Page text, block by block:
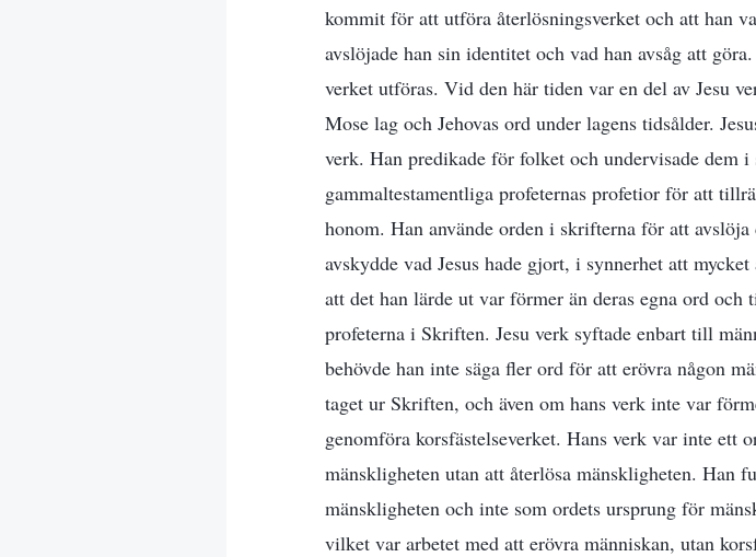
kommit för att utföra återlösningsverket och att han
avslöjade han sin identitet och vad han avsåg att
verket utföras. Vid den här tiden var en del av Jesu
Mose lag och Jehovas ord under lagens tidsålder.
verk. Han predikade för folket och undervisade dem i
gammaltestamentliga profeternas profetior för att
honom. Han använde orden i skrifterna för att
avskydde vad Jesus hade gjort, i synnerhet att
att det han lärde ut var förmer än deras egna ord
profeterna i Skriften. Jesu verk syftade enbart till
behövde han inte säga fler ord för att erövra någon
taget ur Skriften, och även om hans verk inte var
genomföra korsfästelseverket. Hans verk var inte ett
mänskligheten utan att återlösa mänskligheten. Han
mänskligheten och inte som ordets ursprung för
vilket var arbetet med att erövra människan, utan